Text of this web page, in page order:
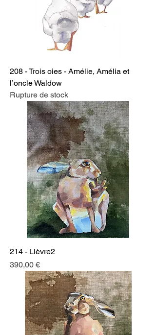
208 - Trois oies - Amélie, Amélia et
l’oncle Waldow
Rupture de stock
214 - Lièvre2
Prix
390,00 €